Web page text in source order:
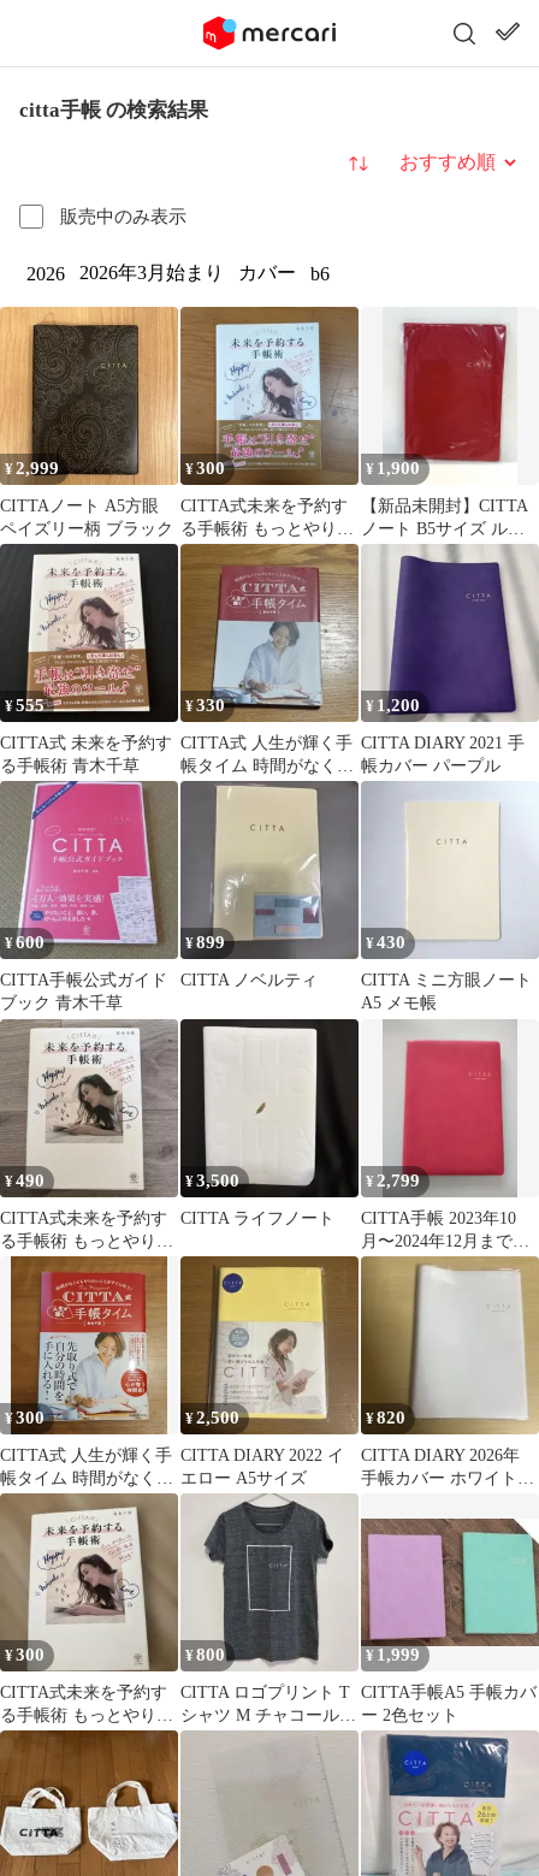
citta手帳 の検索結果
販売中のみ表示
並び替え
2026 2026年3月始まり カバー b6
¥2,999
CITTAノート A5方眼
ペイズリー柄 ブラック
¥300
CITTA式未来を予約す
る手帳術 もっとやりた
いことなりたい私を叶
える!
¥ 1,900
【新品未開封】CITTA
ノート B5サイズ ルー
ジュレッド 5mm方眼
カバー付
¥555
CITTA式 未来を予約す
る手帳術 青木千草
¥330
CITTA式 人生が輝く手
帳タイム 時間がなくて
もやりたいことがすぐ
¥ 1,200
CITTA DIARY 2021 手
帳カバー パープル
¥600
CITTA手帳公式ガイド
ブック 青木千草
¥899
CITTA ノベルティ
¥430
CITTA ミニ方眼ノート
A5 メモ帳
¥490
CITTA式未来を予約す
る手帳術 もっとやりた
いことなりたい私を叶
¥3,500
CITTA ライフノート
¥ 2,799
CITTA手帳 2023年10
月〜2024年12月まで
【B6サイズ】
¥300
CITTA式 人生が輝く手
帳タイム 時間がなくて
もやりたいことがすぐ
に叶う!
¥2,500
CITTA DIARY 2022 イ
エロー A5サイズ
¥820
CITTA DIARY 2026年
手帳カバー ホワイト
¥300
CITTA式未来を予約す
る手帳術 もっとやりた
いことなりたい私を叶
¥800
CITTA ロゴプリント T
シャツ M チャコールグ
レー CITTA手帳
¥ 1,999
CITTA手帳A5 手帳カバ
ー 2色セット